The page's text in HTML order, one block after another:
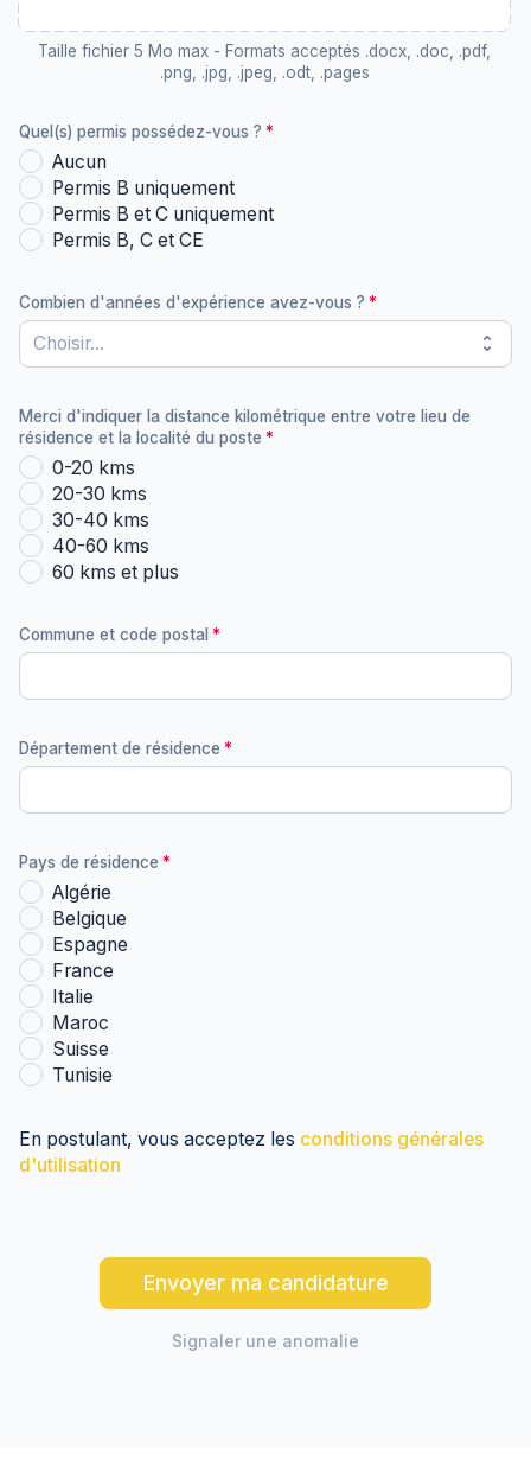
Taille fichier 5 Mo max - Formats acceptés .docx, .doc, .pdf,
.png, .jpg, .jpeg, .odt, .pages
Quel(s) permis possédez-vous ?
Aucun
Permis B uniquement
Permis B et C uniquement
Permis B, C et CE
Combien d'années d'expérience avez-vous ?
Choisir... unfold_more
Merci d'indiquer la distance kilométrique entre votre lieu de
résidence et la localité du poste
0-20 kms
20-30 kms
30-40 kms
40-60 kms
60 kms et plus
Commune et code postal
Département de résidence
Pays de résidence
Algérie
Belgique
Espagne
France
Italie
Maroc
Suisse
Tunisie
En postulant, vous acceptez les conditions générales
d'utilisation
Envoyer ma candidature
Signaler une anomalie